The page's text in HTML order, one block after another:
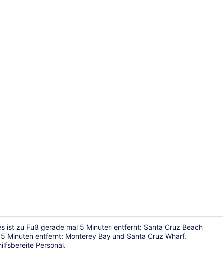
Zimmer, 1
ist zu Fuß gerade mal 5 Minuten entfernt: Santa Cruz Beach
Minuten entfernt: Monterey Bay und Santa Cruz Wharf.
Personal.